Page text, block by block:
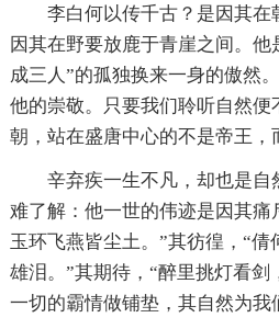
李白何以传千古？是因其在
因其在野要放鹿于青崖之间。他
成三人”的孤独换来一身的傲然
他的崇敬。只要我们聆听自然
朝，站在盛唐中心的不是帝王，
辛弃疾一生不凡，却也是自
难了解：他一世的伟迹是因其痛
玉环飞燕皆尘土。”其彷徨，“
雄泪。”其期待，“醉里挑灯看剑
一切的霸情做铺垫，其自然为我